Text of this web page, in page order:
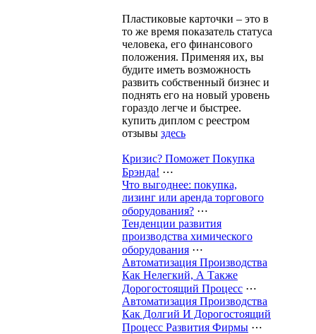
Пластиковые карточки – это в
то же время показатель статуса
человека, его финансового
положения. Применяя их, вы
будите иметь возможность
развить собственный бизнес и
поднять его на новый уровень
гораздо легче и быстрее.
купить диплом с реестром
отзывы здесь
Кризис? Поможет Покупка
Брэнда! ⋯
Что выгоднее: покупка,
лизинг или аренда торгового
оборудования? ⋯
Тенденции развития
производства химического
оборудования ⋯
Автоматизация Производства
Как Нелегкий, А Также
Дорогостоящий Процесс ⋯
Автоматизация Производства
Как Долгий И Дорогостоящий
Процесс Развития Фирмы ⋯